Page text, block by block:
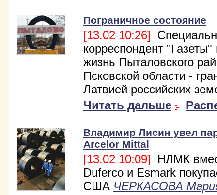
Пограничное состояние
[13.02 10:26]
корреспондент "Газеты"
жизнь Пыталовского
Псковской области -
Латвией российских
Читать дальше
Владимир Лисин увел
Arcelor Mittal
[13.02 10:09] НЛМК
Duferco и Esmark
США ЧЕРКАСОВА